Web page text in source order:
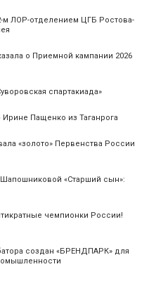
м ЛОР-отделением ЦГБ Ростова-
о Приемной кампании 2026
спартакиада»
Пащенко из Таганрога
«золото» Первенства России
«Старший сын»:
чемпионки России!
создан «БРЕНДПАРК» для